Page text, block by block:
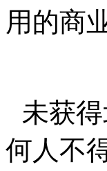
用的商
未获
何人不